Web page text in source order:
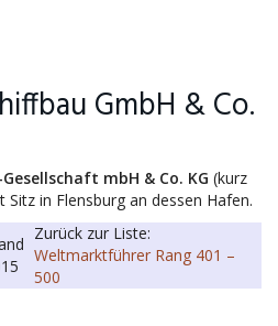
GmbH & Co.
mbH & Co. KG (kurz
in Flensburg an dessen Hafen.
Zurück zur Liste:
Weltmarktführer Rang 401 –
500